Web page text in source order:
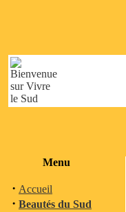
Menu
· Accueil
· Beautés du Sud